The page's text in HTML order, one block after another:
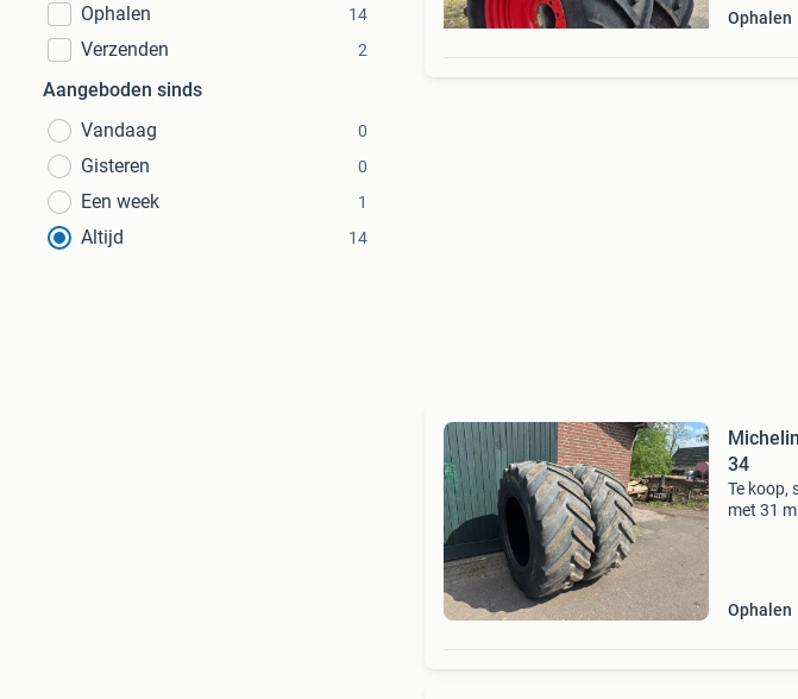
Ophalen
14
Verzenden 2
Aangeboden sinds
Vandaag
0
Gisteren 0
Een week 1
Altijd 14
Ophalen
34
Te koop,
met 31
Ophalen